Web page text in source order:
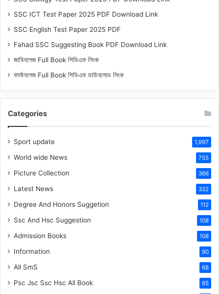
SSC ICT Test Paper 2025 PDF Download Link
SSC English Test Paper 2025 PDF
Fahad SSC Suggesting Book PDF Download Link
জাবিনলেজ Full Book পিডিএফ লিংক
ফার্মানলেজ Full Book পিডিএফ ডাউনলোড লিংক
Categories
Sport update 1,997
World wide News 755
Picture Collection 366
Latest News 332
Degree And Honors Suggetion 112
Ssc And Hsc Suggestion 108
Admission Books 108
Information 90
All SmS 68
Psc Jsc Ssc Hsc All Book 65